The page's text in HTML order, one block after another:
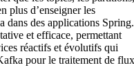
plus d’enseigner les
dans des applications Spring.
et efficace, permettant
réactifs et évolutifs qui
pour le traitement de flux